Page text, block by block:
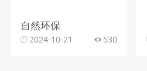
自然环保
2024-10-21 530